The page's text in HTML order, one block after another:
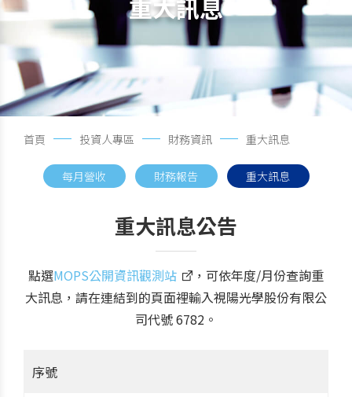
重大訊息
首頁 投資人專區 財務資訊 重大訊息
每月營收 財務報告 重大訊息
重大訊息公告
點選MOPS公開資訊觀測站
，可依年度/月份查詢重
大訊息，請在連結到的頁面裡輸入視陽光學股份有限公
司代號 6782。
序號